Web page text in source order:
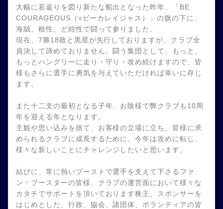
大幅に若返りを図り新たな船出となった昨年、「BE
COURAGEOUS（=ビーカレイジャス）」の旗の下に、
海賊、根性、ど紺性で闘って参りました。
現在、7勝18敗と黒星が先行しておりますが、クラブ全
員決して諦めておりません。闘う集団として、もっと、
もっとハングリーに走り・守り・攻め続けますので、皆
様もさらに選手に勇気を与えていただければ幸いに存じ
ます。
また十二支の最初となる子年、お陰様で弊クラブも10周
年を迎える年となります。
主観や思い込みを捨て、お客様の立場に立ち、皆様に求
められるクラブに成長するために、今年は攻めに転じ、
様々な新しいことにチャレンジしたいと思います。
結びに、常に熱いブーストで選手を支えて下さるファ
ン・ブースターの皆様、クラブの運営面において様々な
カタチでサポートを頂いております株主、スポンサーを
はじめとした、行政、協会、諸団体、ボランティアの皆